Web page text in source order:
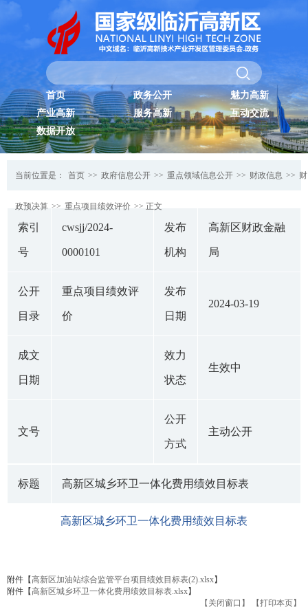
首页 政务公开
魅力高新
产业高新
服务高新
互动交流
数据开放
当前位置是： 首页 >> 政府信息公开 >> 重点领域信息公开 >> 财政信息 >> 财
政预决算 >> 重点项目绩效评价 >> 正文
索引
号
cwsjj/2024-
0000101
发布
机构
高新区财政金融
局
公开
目录
重点项目绩效评
价
发布
日期
2024-03-19
成文
日期
效力
状态
生效中
文号
公开
方式
主动公开
标题 高新区城乡环卫一体化费用绩效目标表
高新区城乡环卫一体化费用绩效目标表
附件【高新区加油站综合监管平台项目绩效目标表(2).xlsx】
附件【高新区城乡环卫一体化费用绩效目标表.xlsx】
【关闭窗口】
【打印本页】